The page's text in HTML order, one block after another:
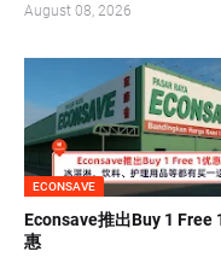
August 08, 2026
ECONSAVE
Econsave推出Buy 1 Free
惠